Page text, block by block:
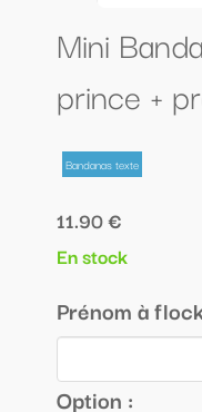
Mini
prince +
Bandanas texte
11.90 €
En stock
Prénom à
Option :